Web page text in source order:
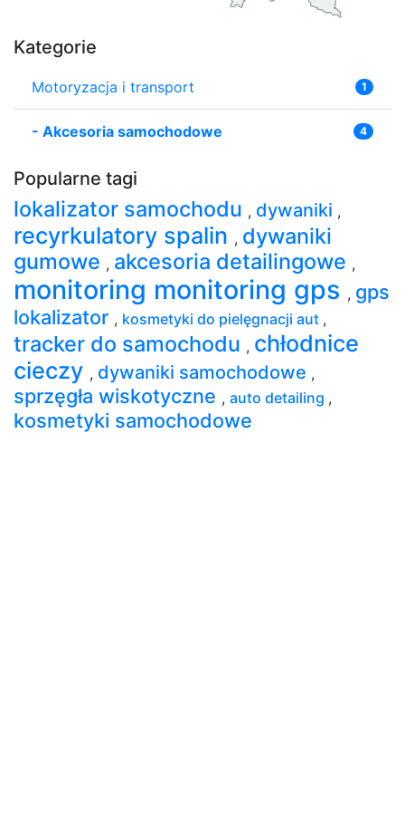
Kategorie
Motoryzacja i transport 1
- Akcesoria samochodowe 4
Popularne tagi
lokalizator samochodu , dywaniki ,
recyrkulatory spalin , dywaniki
gumowe , akcesoria detailingowe ,
monitoring monitoring gps , gps
lokalizator , kosmetyki do pielęgnacji aut ,
tracker do samochodu , chłodnice
cieczy , dywaniki samochodowe ,
sprzęgła wiskotyczne , auto detailing ,
kosmetyki samochodowe